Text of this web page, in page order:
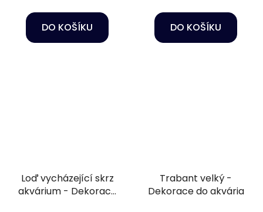
DO KOŠÍKU DO KOŠÍKU
Loď vycházející skrz
akvárium - Dekorace
Trabant velký -
Dekorace do akvária